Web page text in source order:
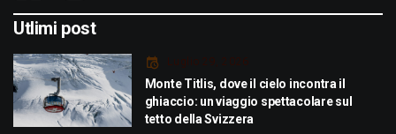
Utlimi post
Luglio 29, 2026
Monte Titlis, dove il cielo incontra il
ghiaccio: un viaggio spettacolare sul
tetto della Svizzera